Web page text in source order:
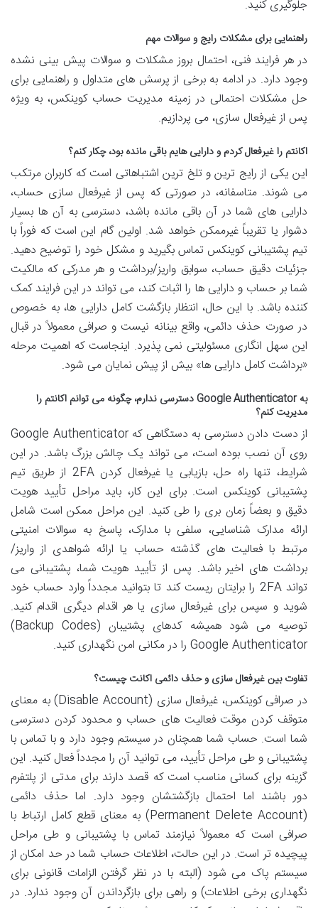
جلوگیری کنید.
راهنمایی برای مشکلات رایج و سوالات مهم
در هر فرایند فنی، احتمال بروز مشکلات و سوالات پیش بینی نشده
وجود دارد. در ادامه به برخی از پرسش های متداول و راهنمایی برای
حل مشکلات احتمالی در زمینه مدیریت حساب کوینکس، به ویژه
پس از غیرفعال سازی، می پردازیم.
اکانتم را غیرفعال کردم و دارایی هایم باقی مانده بود، چکار کنم؟
این یکی از رایج ترین و تلخ ترین اشتباهاتی است که کاربران مرتکب
می شوند. متاسفانه، در صورتی که پس از غیرفعال سازی حساب،
دارایی های شما در آن باقی مانده باشد، دسترسی به آن ها بسیار
دشوار یا تقریباً غیرممکن خواهد شد. اولین گام این است که فوراً با
تیم پشتیبانی کوینکس تماس بگیرید و مشکل خود را توضیح دهید.
جزئیات دقیق حساب، سوابق واریز/برداشت و هر مدرکی که مالکیت
شما بر حساب و دارایی ها را اثبات کند، می تواند در این فرایند کمک
کننده باشد. با این حال، انتظار بازگشت کامل دارایی ها، به خصوص
در صورت حذف دائمی، واقع بینانه نیست و صرافی معمولاً در قبال
این سهل انگاری مسئولیتی نمی پذیرد. اینجاست که اهمیت مرحله
«برداشت کامل دارایی ها» بیش از پیش نمایان می شود.
به Google Authenticator دسترسی ندارم، چگونه می توانم اکانتم را
مدیریت کنم؟
از دست دادن دسترسی به دستگاهی که Google Authenticator
روی آن نصب بوده است، می تواند یک چالش بزرگ باشد. در این
شرایط، تنها راه حل، بازیابی یا غیرفعال کردن 2FA از طریق تیم
پشتیبانی کوینکس است. برای این کار، باید مراحل تأیید هویت
دقیق و بعضاً زمان بری را طی کنید. این مراحل ممکن است شامل
ارائه مدارک شناسایی، سلفی با مدارک، پاسخ به سوالات امنیتی
مرتبط با فعالیت های گذشته حساب یا ارائه شواهدی از واریز/
برداشت های اخیر باشد. پس از تأیید هویت شما، پشتیبانی می
تواند 2FA را برایتان ریست کند تا بتوانید مجدداً وارد حساب خود
شوید و سپس برای غیرفعال سازی یا هر اقدام دیگری اقدام کنید.
توصیه می شود همیشه کدهای پشتیبان (Backup Codes)
Google Authenticator را در مکانی امن نگهداری کنید.
تفاوت بین غیرفعال سازی و حذف دائمی اکانت چیست؟
در صرافی کوینکس، غیرفعال سازی (Disable Account) به معنای
متوقف کردن موقت فعالیت های حساب و محدود کردن دسترسی
شما است. حساب شما همچنان در سیستم وجود دارد و با تماس با
پشتیبانی و طی مراحل تأیید، می توانید آن را مجدداً فعال کنید. این
گزینه برای کسانی مناسب است که قصد دارند برای مدتی از پلتفرم
دور باشند اما احتمال بازگشتشان وجود دارد. اما حذف دائمی
(Permanent Delete Account) به معنای قطع کامل ارتباط با
صرافی است که معمولاً نیازمند تماس با پشتیبانی و طی مراحل
پیچیده تر است. در این حالت، اطلاعات حساب شما در حد امکان از
سیستم پاک می شود (البته با در نظر گرفتن الزامات قانونی برای
نگهداری برخی اطلاعات) و راهی برای بازگرداندن آن وجود ندارد. در